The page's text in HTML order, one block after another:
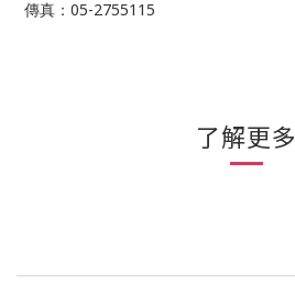
傳真： 05-2755115
了解更多